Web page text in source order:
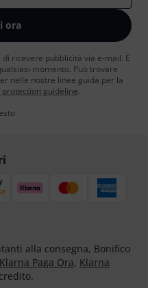
ora
ricevere pubblicità via e-mail. È
momento. Può trovare
nelle nostre linee guida per la
protection guideline.
alla consegna, Bonifico
Klarna Paga Ora, Klarna